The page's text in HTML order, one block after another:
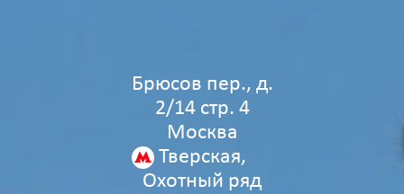
Брюсов пер., д.
2/14 стр. 4
Москва
Тверская,
Охотный ряд